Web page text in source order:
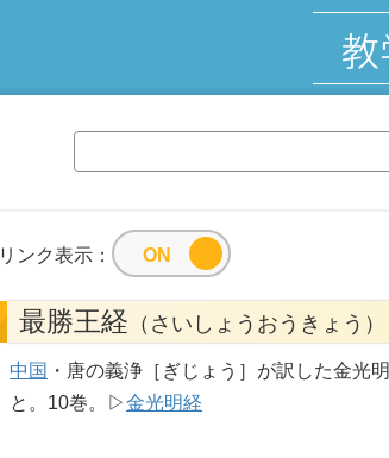
リンク表示：
最勝王経 （さいしょうおうきょう）
中国 ・唐の義浄［ぎじょう］が訳した金光明
と。10巻。▷金光明経